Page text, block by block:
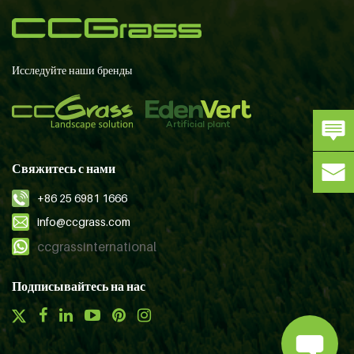
Исследуйте наши бренды
Свяжитесь с нами
+86 25 6981 1666
info@ccgrass.com
ccgrassinternational
Подписывайтесь на нас